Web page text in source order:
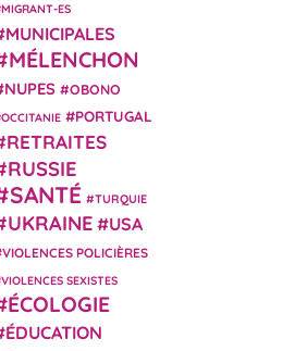
MIGRANT-ES
MUNICIPALES
MÉLENCHON
NUPES OBONO
OCCITANIE PORTUGAL
RETRAITES
RUSSIE
SANTÉ TURQUIE
UKRAINE USA
VIOLENCES POLICIÈRES
VIOLENCES SEXISTES
ÉCOLOGIE
ÉDUCATION